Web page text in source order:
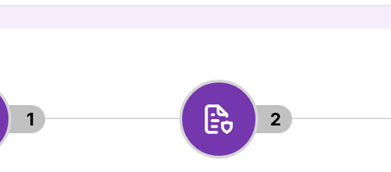
1 2